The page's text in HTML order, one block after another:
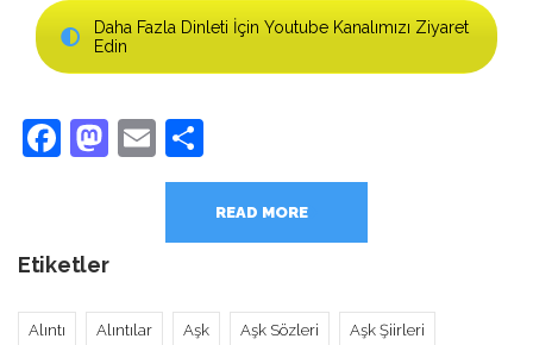
Daha Fazla Dinleti İçin Youtube Kanalımızı Ziyaret
Edin
Facebook
Mastodon
Email
READ MORE
Etiketler
Alıntı Alıntılar Aşk Aşk Sözleri Aşk Şiirleri